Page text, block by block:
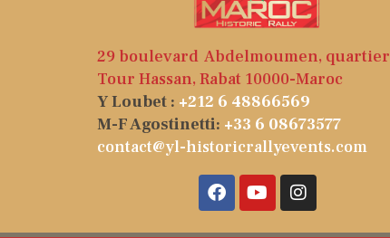
29 boulevard Abdelmoumen, quartier
Tour Hassan, Rabat 10000-Maroc
Y Loubet : +212 6 48866569
M-F Agostinetti: +33 6 08673577
contact@yl-historicrallyevents.com